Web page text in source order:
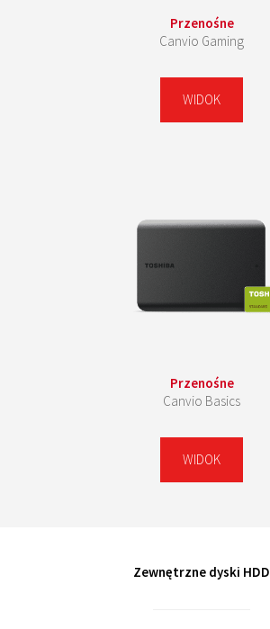
Przenośne
Canvio Gaming
WIDOK
Przenośne
Canvio Basics
WIDOK
Zewnętrzne dyski HDD